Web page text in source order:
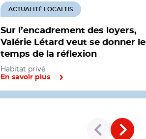
Sur l’encadrement des loyers,
Valérie Létard veut se donner le
temps de la réflexion
ACTUALITÉ LOCALTIS
Habitat privé
En savoir plus